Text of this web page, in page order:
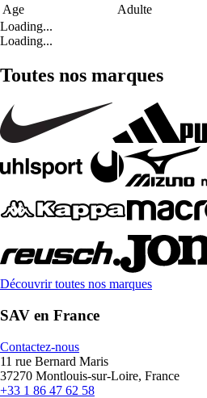
Age
Adulte
Loading...
Loading...
Toutes nos marques
Découvrir toutes nos marques
SAV en France
Contactez-nous
11 rue Bernard Maris
37270 Montlouis-sur-Loire, France
+33 1 86 47 62 58